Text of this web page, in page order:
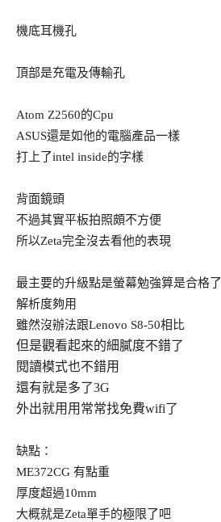
機底耳機孔
頂部是充電及傳輸孔
Atom Z2560的Cpu
ASUS還是如他的電腦產品一樣
打上了intel inside的字樣
背面鏡頭
不過其實平板拍照頗不方便
所以Zeta完全沒去看他的表現
最主要的升級點是螢幕勉強算是合格了
解析度夠用
雖然沒辦法跟Lenovo S8-50相比
但是觀看起來的細膩度不錯了
閱讀模式也不錯用
還有就是多了3G
外出就用用常常找免費wifi了
缺點：
ME372CG 有點重
厚度超過10mm
大概就是Zeta單手的極限了吧